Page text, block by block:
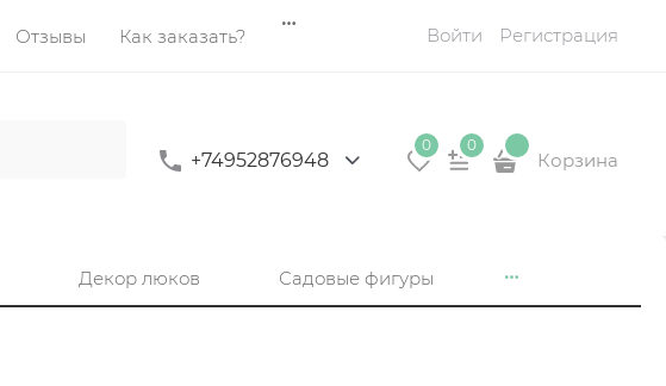
Отзывы Как заказать? Войти Регистрация
+74952876948
0 0
Корзина
Декор люков Садовые фигуры